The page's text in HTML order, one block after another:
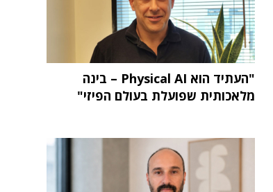
"העתיד הוא Physical AI – בינה
מלאכותית שפועלת בעולם הפיזי"